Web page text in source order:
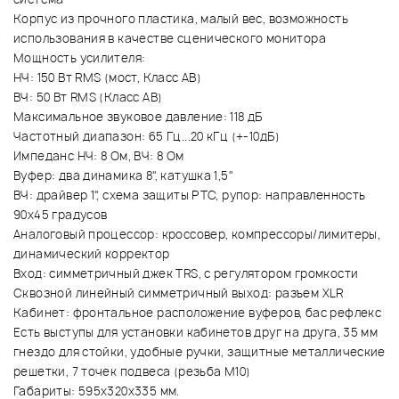
Корпус из прочного пластика, малый вес, возможность
использования в качестве сценического монитора
Мощность усилителя:
НЧ: 150 Вт RMS (мост, Класс АВ)
ВЧ: 50 Вт RMS (Класс АВ)
Максимальное звуковое давление: 118 дБ
Частотный диапазон: 65 Гц...20 кГц (+-10дБ)
Импеданс НЧ: 8 Ом, ВЧ: 8 Ом
Вуфер: два динамика 8", катушка 1,5"
ВЧ: драйвер 1", схема защиты РТС, рупор: направленность
90х45 градусов
Аналоговый процессор: кроссовер, компрессоры/лимитеры,
динамический корректор
Вход: симметричный джек TRS, с регулятором громкости
Сквозной линейный симметричный выход: разъем XLR
Кабинет: фронтальное расположение вуферов, бас рефлекс
Есть выступы для установки кабинетов друг на друга, 35 мм
гнездо для стойки, удобные ручки, защитные металлические
решетки, 7 точек подвеса (резьба М10)
Габариты: 595х320х335 мм.